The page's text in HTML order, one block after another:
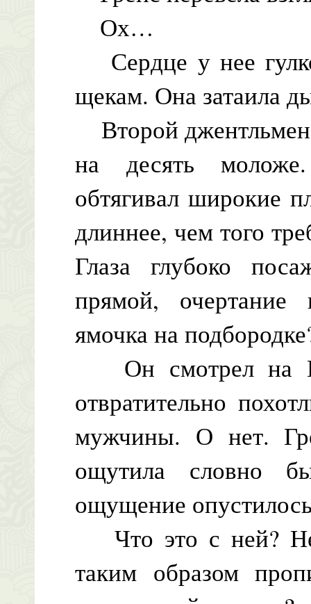
Ох…
Сердце у нее
щекам. Она затаила
Второй
на десять
обтягивал широкие
длиннее, чем того
Глаза глубоко
прямой,
ямочка на
Он смотрел на
отвратительно
мужчины. О нет.
ощутила словно
ощущение
Что это с ней?
таким образом